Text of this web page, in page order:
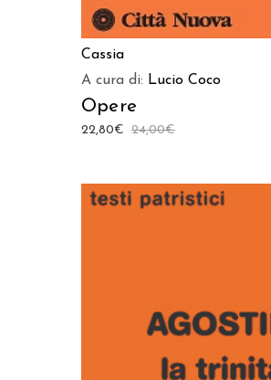
Cassia
A cura di: Lucio Coco
Opere
24,00€
22,80€
AGGIUNGI AL CARRELLO